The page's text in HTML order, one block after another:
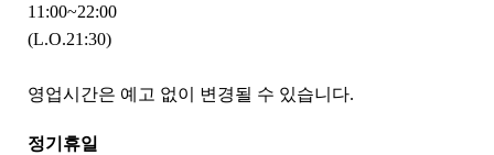
11:00~22:00
(L.O.21:30)
영업시간은 예고 없이 변경될 수 있습니다.
정기휴일